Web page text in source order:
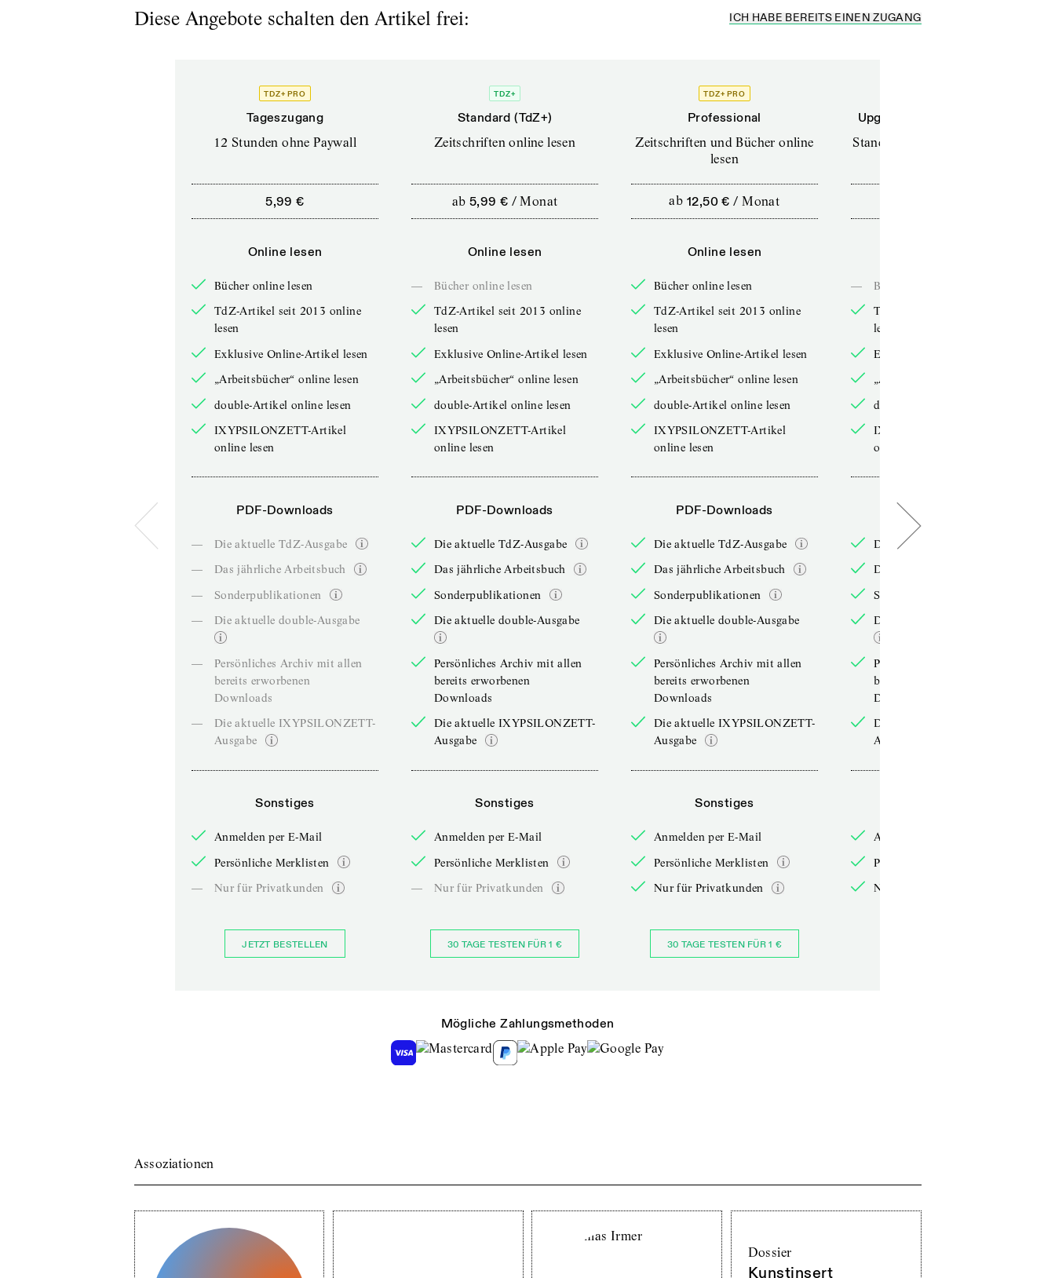
Diese Angebote schalten den Artikel frei: ICH HABE BEREITS EINEN ZUGANG
TDZ+ PRO
Tageszugang
12 Stunden ohne Paywall
5,99 €
Online lesen
Bücher online lesen
TdZ-Artikel seit 2013 online
lesen
Exklusive Online-Artikel lesen
„Arbeitsbücher“ online lesen
double-Artikel online lesen
IXYPSILONZETT-Artikel
online lesen
PDF-Downloads
—
Die aktuelle TdZ-Ausgabe
—
Das jährliche Arbeitsbuch
—
Sonderpublikationen
—
Die aktuelle double-Ausgabe
—
Persönliches Archiv mit allen
bereits erworbenen
Downloads
—
Die aktuelle IXYPSILONZETT-
Ausgabe
Sonstiges
Anmelden per E-Mail
Persönliche Merklisten
—
Nur für Privatkunden
JETZT BESTELLEN
TDZ+
Standard (TdZ+)
Zeitschriften online lesen
ab 5,99 € /Monat
Online lesen
—
Bücher online lesen
TdZ-Artikel seit 2013 online
lesen
Exklusive Online-Artikel lesen
„Arbeitsbücher“ online lesen
double-Artikel online lesen
IXYPSILONZETT-Artikel
online lesen
PDF-Downloads
Die aktuelle TdZ-Ausgabe
Das jährliche Arbeitsbuch
Sonderpublikationen
Die aktuelle double-Ausgabe
Persönliches Archiv mit allen
bereits erworbenen
Downloads
Die aktuelle IXYPSILONZETT-
Ausgabe
Sonstiges
Anmelden per E-Mail
Persönliche Merklisten
—
Nur für Privatkunden
30 TAGE TESTEN FÜR 1 €
TDZ+ PRO
Professional
Zeitschriften und Bücher online
lesen
ab 12,50 € /Monat
Online lesen
Bücher online lesen
TdZ-Artikel seit 2013 online
lesen
Exklusive Online-Artikel lesen
„Arbeitsbücher“ online lesen
double-Artikel online lesen
IXYPSILONZETT-Artikel
online lesen
PDF-Downloads
Die aktuelle TdZ-Ausgabe
Das jährliche Arbeitsbuch
Sonderpublikationen
Die aktuelle double-Ausgabe
Persönliches Archiv mit allen
bereits erworbenen
Downloads
Die aktuelle IXYPSILONZETT-
Ausgabe
Sonstiges
Anmelden per E-Mail
Persönliche Merklisten
Nur für Privatkunden
30 TAGE TESTEN FÜR 1 €
Upgrade für Printabonnenten
Standard (TdZ+) – Zeitschriften
—
Bücher online lesen
TdZ-Artikel seit 2013 online
lesen
Exklusive Online-Artikel lesen
„Arbeitsbücher“ online lesen
double-Artikel online lesen
IXYPSILONZETT-Artikel
online lesen
PDF-Downloads
Die aktuelle TdZ-Ausgabe
Das jährliche Arbeitsbuch
Sonderpublikationen
Die aktuelle double-Ausgabe
Persönliches Archiv mit allen
bereits erworbenen
Downloads
Die aktuelle IXYPSILONZETT-
Ausgabe
Anmelden per E-Mail
Persönliche Merklisten
Nur für Privatkunden
Mögliche Zahlungsmethoden
Assoziationen
Dossier
Kunstinsert